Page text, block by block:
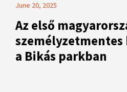
June 20, 2025
Az első
a Bikás parkban